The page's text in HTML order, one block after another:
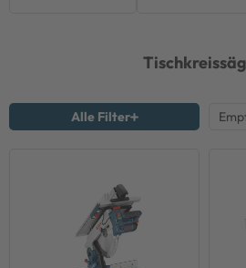
Alle Filter